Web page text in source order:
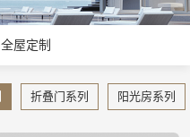
全屋定制
折叠门系列 阳光房系列